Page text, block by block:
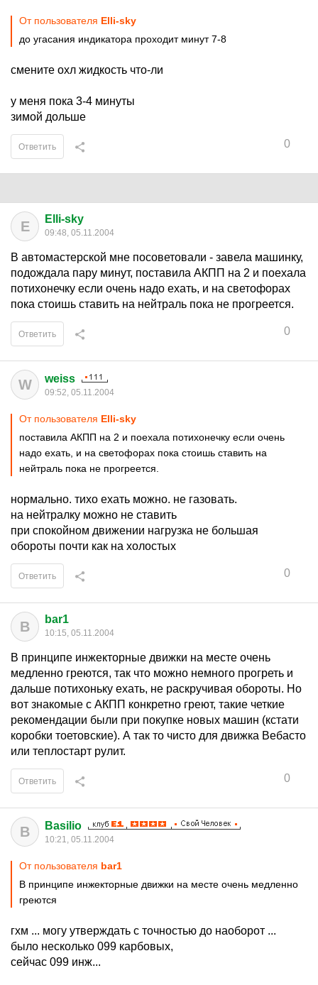
От пользователя Elli-sky
до угасания индикатора проходит минут 7-8
смените охл жидкость что-ли
у меня пока 3-4 минуты
зимой дольше
0
Ответить
E Elli-sky
09:48, 05.11.2004
В автомастерской мне посоветовали - завела машинку,
подождала пару минут, поставила АКПП на 2 и поехала
потихонечку если очень надо ехать, и на светофорах
пока стоишь ставить на нейтраль пока не прогреется.
0
Ответить
W weiss
09:52, 05.11.2004
От пользователя Elli-sky
поставила АКПП на 2 и поехала потихонечку если очень
надо ехать, и на светофорах пока стоишь ставить на
нейтраль пока не прогреется.
нормально. тихо ехать можно. не газовать.
на нейтралку можно не ставить
при спокойном движении нагрузка не большая
обороты почти как на холостых
0
Ответить
B bar1
10:15, 05.11.2004
В принципе инжекторные движки на месте очень
медленно греются, так что можно немного прогреть и
дальше потихоньку ехать, не раскручивая обороты. Но
вот знакомые с АКПП конкретно греют, такие четкие
рекомендации были при покупке новых машин (кстати
коробки тоетовские). А так то чисто для движка Вебасто
или теплостарт рулит.
0
Ответить
B Basilio
10:21, 05.11.2004
От пользователя bar1
В принципе инжекторные движки на месте очень медленно
греются
гхм ... могу утверждать с точностью до наоборот ...
было несколько 099 карбовых,
сейчас 099 инж...